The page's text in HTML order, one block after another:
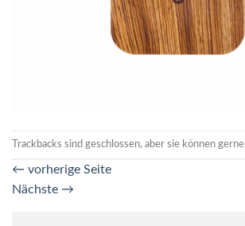
Trackbacks sind geschlossen, aber sie können gerne
← vorherige Seite
Nächste →